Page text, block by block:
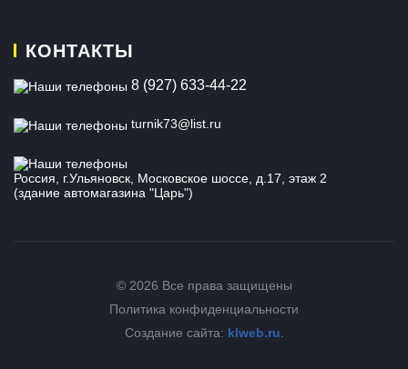
КОНТАКТЫ
8 (927) 633-44-22
turnik73@list.ru
Россия, г.Ульяновск, Московское шоссе, д.17, этаж 2
(здание автомагазина "Царь")
© 2026 Все права защищены
Политика конфиденциальности
Создание сайта: klweb.ru